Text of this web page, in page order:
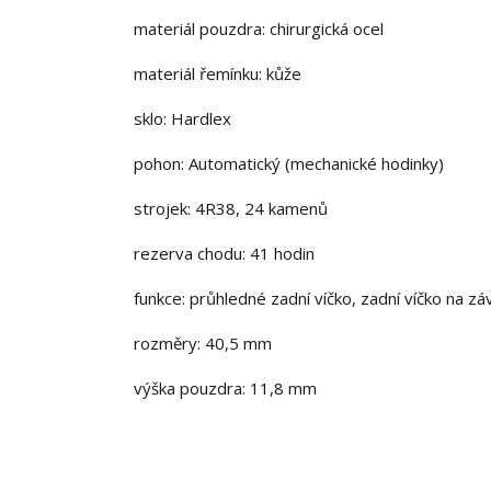
materiál pouzdra: chirurgická ocel
materiál řemínku: kůže
sklo: Hardlex
pohon: Automatický (mechanické hodinky)
strojek: 4R38, 24 kamenů
rezerva chodu: 41 hodin
funkce: průhledné zadní víčko, zadní víčko na
rozměry: 40,5 mm
výška pouzdra: 11,8 mm